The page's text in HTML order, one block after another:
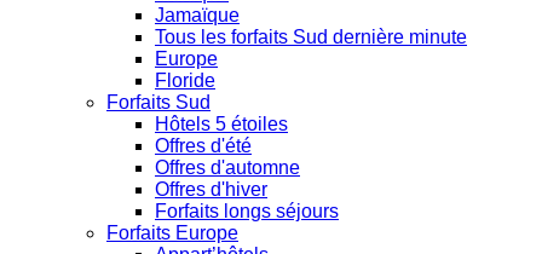
Jamaïque
Tous les forfaits Sud dernière minute
Europe
Floride
Forfaits Sud
Hôtels 5 étoiles
Offres d'été
Offres d'automne
Offres d'hiver
Forfaits longs séjours
Forfaits Europe